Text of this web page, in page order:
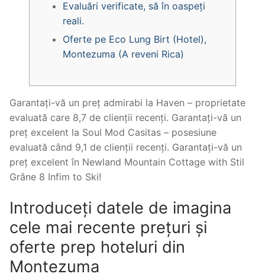
Evaluări verificate, să în oaspeți
reali.
Oferte pe Eco Lung Birt (Hotel),
Montezuma (A reveni Rica)
Garantați-vă un preț admirabi la Haven – proprietate
evaluată care 8,7 de clienții recenți. Garantați-vă un
preț excelent la Soul Mod Casitas – posesiune
evaluată când 9,1 de clienții recenți. Garantați-vă un
preț excelent în Newland Mountain Cottage with Stil
Grâne 8 Infim to Ski!
Introduceți datele de imagina
cele mai recente prețuri și
oferte prep hoteluri din
Montezuma